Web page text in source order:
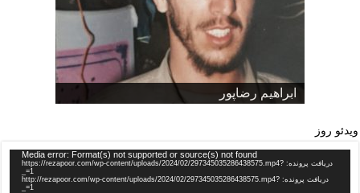
ابراهيم رضاپور
شهید مدافع حرم
ویدئو روز
Media error: Format(s) not supported or source(s) not found
دریافت پرونده: https://rezapoor.com/wp-content/uploads/2024/02/297345035286438575.mp4?
_=1
دریافت پرونده: http://rezapoor.com/wp-content/uploads/2024/02/297345035286438575.mp4?
_=1